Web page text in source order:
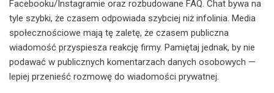
Facebooku/Instagramie oraz rozbudowane FAQ. Chat bywa na
tyle szybki, że czasem odpowiada szybciej niż infolinia. Media
społecznościowe mają tę zaletę, że czasem publiczna
wiadomość przyspiesza reakcję firmy. Pamiętaj jednak, by nie
podawać w publicznych komentarzach danych osobowych —
lepiej przenieść rozmowę do wiadomości prywatnej.